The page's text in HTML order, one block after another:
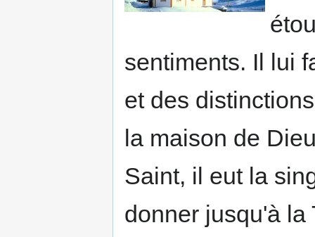
sentiments. Il lui
et des
la maison de
Saint, il eut la
donner jusqu'à la